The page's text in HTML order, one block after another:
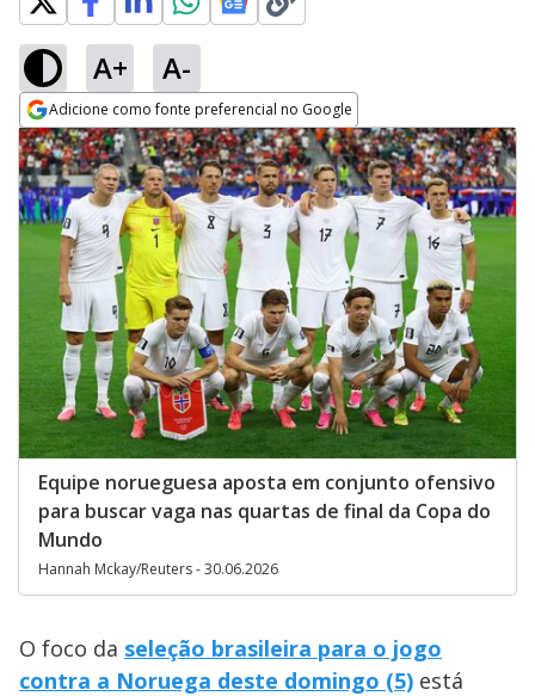
A+ A-
Adicione como fonte preferencial no Google
Opens in new window
Equipe norueguesa aposta em conjunto ofensivo
para buscar vaga nas quartas de final da Copa do
Mundo
Hannah Mckay/Reuters - 30.06.2026
O foco da seleção brasileira para o jogo
contra a Noruega deste domingo (5) está